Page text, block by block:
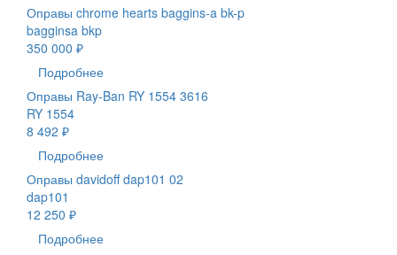
Оправы chrome hearts baggins-a bk-p
bagginsa bkp
350 000 ₽
Подробнее
Оправы Ray-Ban RY 1554 3616
RY 1554
8 492 ₽
Подробнее
Оправы davidoff dap101 02
dap101
12 250 ₽
Подробнее